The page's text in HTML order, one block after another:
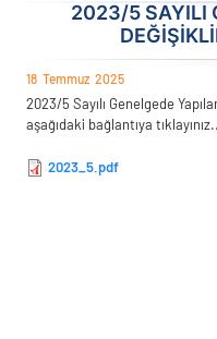
PROJELER
İLETIŞIM
S.S.S.
2023/5 SAYILI
18 Temmuz 2025
2023/5 Sayılı Genelgede
aşağıdaki bağlantıya
2023_5.pdf